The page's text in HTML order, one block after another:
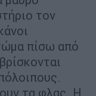
τον
πίσω από
τα φλας. Η